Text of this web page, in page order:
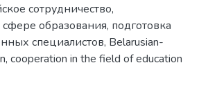
сотрудничество,
сфере образования, подготовка
специалистов, Belarusian-
, cooperation in the field of education